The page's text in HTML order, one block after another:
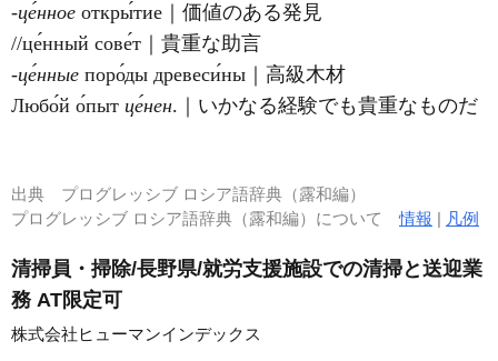
‐це́нное откры́тие｜価値のある発見
//це́нный сове́т｜貴重な助言
‐це́нные поро́ды древеси́ны｜高級木材
Любо́й о́пыт це́нен.｜いかなる経験でも貴重なものだ
出典 プログレッシブ ロシア語辞典（露和編）
プログレッシブ ロシア語辞典（露和編）について情報 | 凡例
清掃員・掃除/長野県/就労支援施設での清掃と送迎業
務 AT限定可
株式会社ヒューマンインデックス